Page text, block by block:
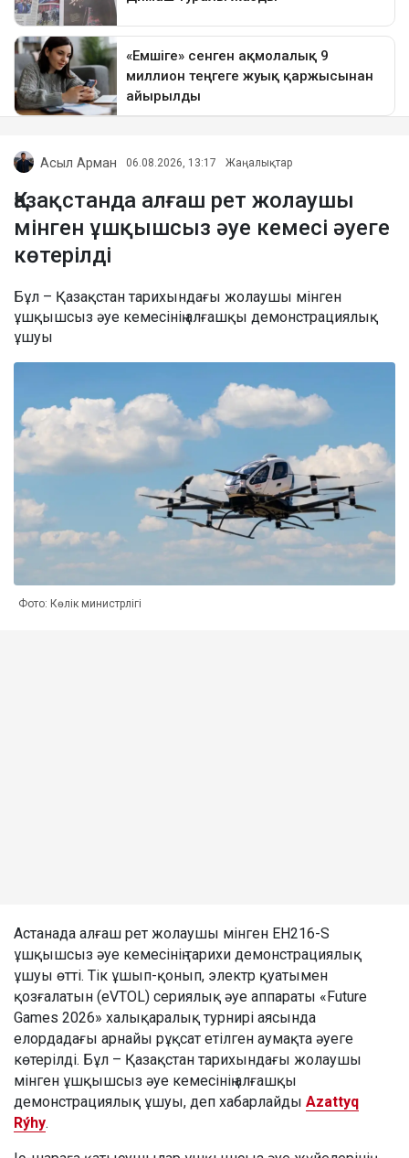
Асыл Арман 06.08.2026, 13:17 Жаңалықтар
Қазақстанда алғаш рет жолаушы
мінген ұшқышсыз әуе кемесі әуеге
көтерілді
Бұл – Қазақстан тарихындағы жолаушы мінген
ұшқышсыз әуе кемесінің алғашқы демонстрациялық
ұшуы
Фото: Көлік министрлігі
Астанада алғаш рет жолаушы мінген EH216-S
ұшқышсыз әуе кемесінің тарихи демонстрациялық
ұшуы өтті. Тік ұшып-қонып, электр қуатымен
қозғалатын (eVTOL) сериялық әуе аппараты «Future
Games 2026» халықаралық турнирі аясында
елордадағы арнайы рұқсат етілген аумақта әуеге
көтерілді. Бұл – Қазақстан тарихындағы жолаушы
мінген ұшқышсыз әуе кемесінің алғашқы
демонстрациялық ұшуы, деп хабарлайды Azattyq
Rýhy.